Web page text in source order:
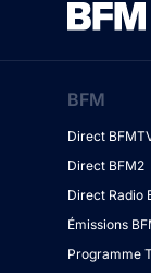
BFM
Direct
Direct BFM2
Direct Radio
Émissions
Programme